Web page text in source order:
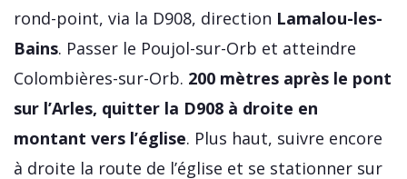
rond-point, via la D908, direction Lamalou-les-
Bains. Passer le Poujol-sur-Orb et atteindre
Colombières-sur-Orb. 200 mètres après le pont
sur l’Arles, quitter la D908 à droite en
montant vers l’église. Plus haut, suivre encore
à droite la route de l’église et se stationner sur